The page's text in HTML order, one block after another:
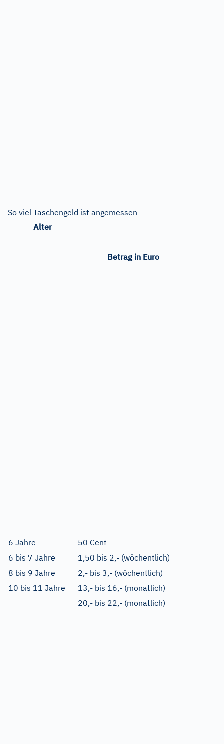
So viel Taschengeld ist angemessen
Alter
Betrag in Euro
6 Jahre
50 Cent
6 bis 7 Jahre
1,50 bis 2,- (wöchentlich)
8 bis 9 Jahre
2,- bis 3,- (wöchentlich)
10 bis 11 Jahre
13,- bis 16,- (monatlich)
20,- bis 22,- (monatlich)